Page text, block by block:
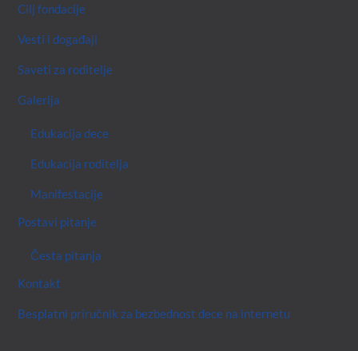
Cilj fondacije
Vesti i događaji
Saveti za roditelje
Galerija
Edukacija dece
Edukacija roditelja
Manifestacije
Postavi pitanje
Česta pitanja
Kontakt
Besplatni priručnik za bezbednost dece na internetu